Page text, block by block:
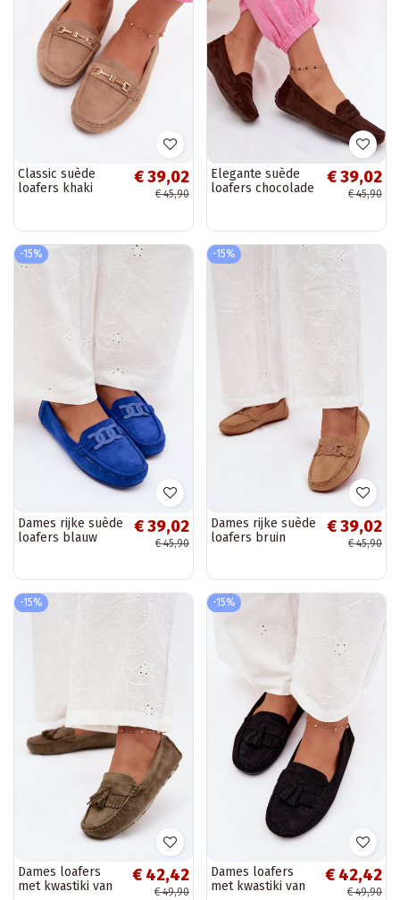
Classic suède
loafers khaki
€ 39,02
€ 45,90
Elegante suède
loafers chocolade
€ 39,02
€ 45,90
-15%
Dames rijke suède
loafers blauw
€ 39,02
€ 45,90
-15%
Dames rijke suède
loafers bruin
€ 39,02
€ 45,90
-15%
Dames loafers
met kwastiki van
€ 42,42
€ 49,90
-15%
Dames loafers
met kwastiki van
€ 42,42
€ 49,90